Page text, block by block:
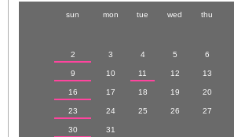
sun mon tue wed thu
2 3 4 5 6
9 10 11 12 13
16 17 18 19 20
23 24 25 26 27
30 31